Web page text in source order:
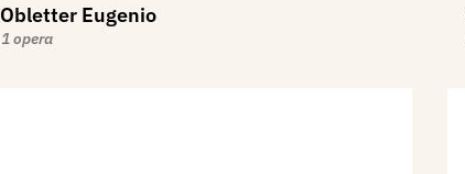
Obletter Eugenio
1 opera